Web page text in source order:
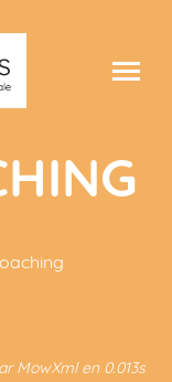
MowXml en 0.013s